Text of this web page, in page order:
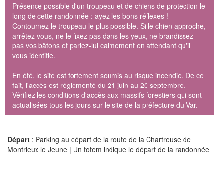
Présence possible d'un troupeau et de chiens de protection le
long de cette randonnée : ayez les bons réflexes !
Contournez le troupeau le plus possible. Si le chien approche,
arrêtez-vous, ne le fixez pas dans les yeux, ne brandissez
pas vos bâtons et parlez-lui calmement en attendant qu'il
vous identifie.
En été, le site est fortement soumis au risque incendie. De ce
fait, l'accès est réglementé du 21 juin au 20 septembre.
Vérifiez les conditions d'accès aux massifs forestiers qui sont
actualisées tous les jours sur le site de la préfecture du Var.
Départ : Parking au départ de la route de la Chartreuse de
Montrieux le Jeune | Un totem indique le départ de la randonnée